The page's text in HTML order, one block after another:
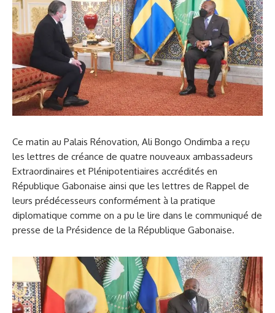
Ce matin au Palais Rénovation, Ali Bongo Ondimba a reçu
les lettres de créance de quatre nouveaux ambassadeurs
Extraordinaires et Plénipotentiaires accrédités en
République Gabonaise ainsi que les lettres de Rappel de
leurs prédécesseurs conformément à la pratique
diplomatique comme on a pu le lire dans le communiqué de
presse de la Présidence de la République Gabonaise.